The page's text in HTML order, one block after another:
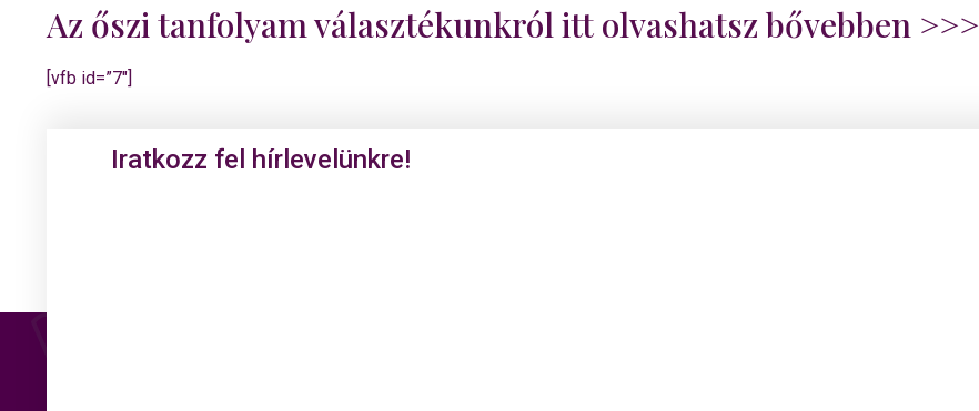
Az őszi tanfolyam választékunkról itt olvashatsz bővebben >>>
[vfb id=”7″]
Iratkozz fel hírlevelünkre!